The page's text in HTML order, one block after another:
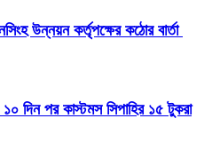
উন্নয়ন কর্তৃপক্ষের কঠোর বার্তা
দিন পর কাস্টমস সিপাহির ১৫ টুকরা